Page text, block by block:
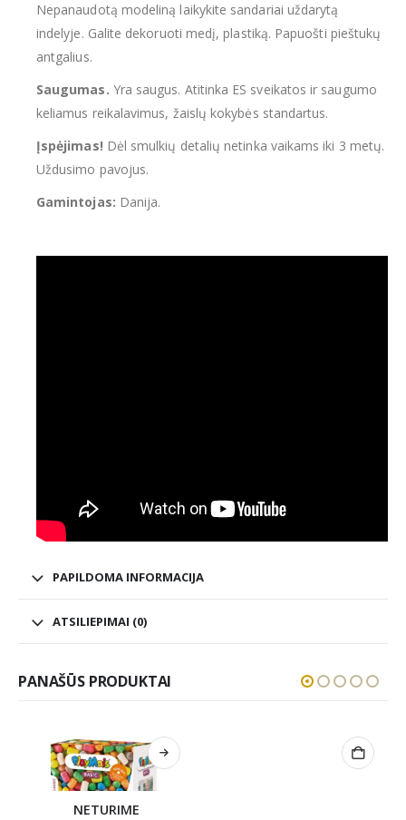
Nepanaudotą modeliną laikykite sandariai uždarytą
indelyje. Galite dekoruoti medį, plastiką. Papuošti pieštukų
antgalius.
Saugumas. Yra saugus. Atitinka ES sveikatos ir saugumo
keliamus reikalavimus, žaislų kokybės standartus.
Įspėjimas! Dėl smulkių detalių netinka vaikams iki 3 metų.
Uždusimo pavojus.
Gamintojas: Danija.
PAPILDOMA INFORMACIJA
ATSILIEPIMAI (0)
PANAŠŪS PRODUKTAI
NETURIME